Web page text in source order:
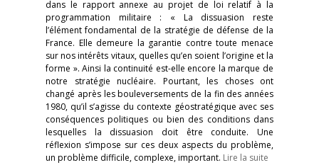
dans le rapport annexe au projet de loi relatif à la
programmation militaire : « La dissuasion reste
l’élément fondamental de la stratégie de défense de la
France. Elle demeure la garantie contre toute menace
sur nos intérêts vitaux, quelles qu’en soient l’origine et la
forme ». Ainsi la continuité est-elle encore la marque de
notre stratégie nucléaire. Pourtant, les choses ont
changé après les bouleversements de la fin des années
1980, qu’il s’agisse du contexte géostratégique avec ses
conséquences politiques ou bien des conditions dans
lesquelles la dissuasion doit être conduite. Une
réflexion s’impose sur ces deux aspects du problème,
un problème difficile, complexe, important. Lire la suite